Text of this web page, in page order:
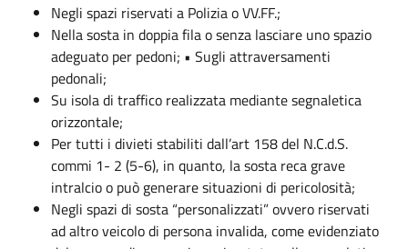
Negli spazi riservati a Polizia o VV.FF.;
Nella sosta in doppia fila o senza lasciare uno spazio
adeguato per pedoni; • Sugli attraversamenti
pedonali;
Su isola di traffico realizzata mediante segnaletica
orizzontale;
Per tutti i divieti stabiliti dall’art 158 del N.C.d.S.
commi 1- 2 (5-6), in quanto, la sosta reca grave
intralcio o può generare situazioni di pericolosità;
Negli spazi di sosta “personalizzati” ovvero riservati
ad altro veicolo di persona invalida, come evidenziato